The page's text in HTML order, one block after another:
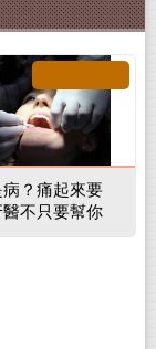
病？痛起來要
醫不只要幫你